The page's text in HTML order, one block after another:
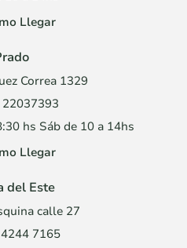
Llegar
Correa 1329
hs Sáb de 10 a 14hs
Llegar
del Este
calle 27
7165